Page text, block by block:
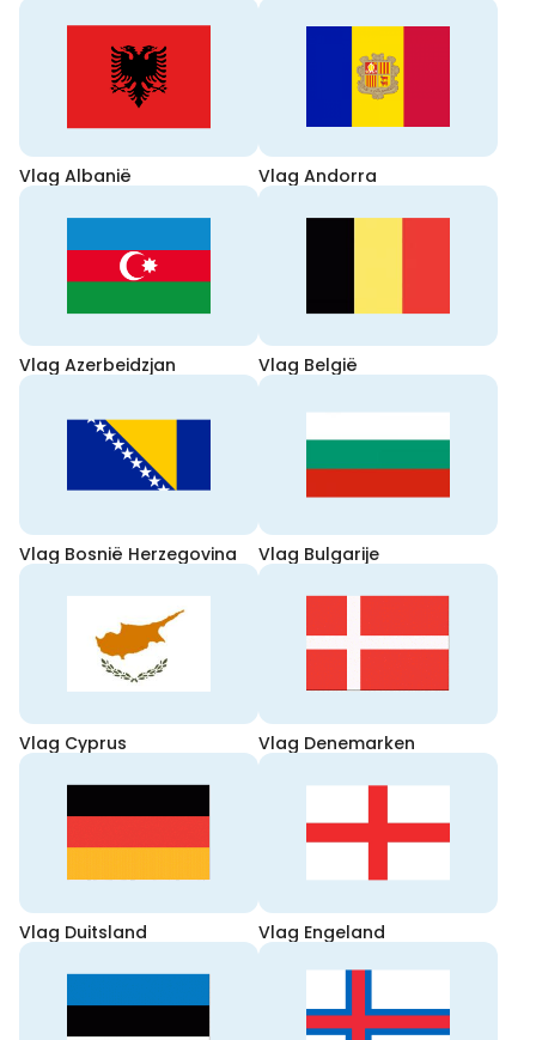
Vlag Albanië Vlag Andorra
Vlag Azerbeidzjan Vlag België
Vlag Bosnië Herzegovina Vlag Bulgarije
Vlag Cyprus Vlag Denemarken
Vlag Duitsland Vlag Engeland